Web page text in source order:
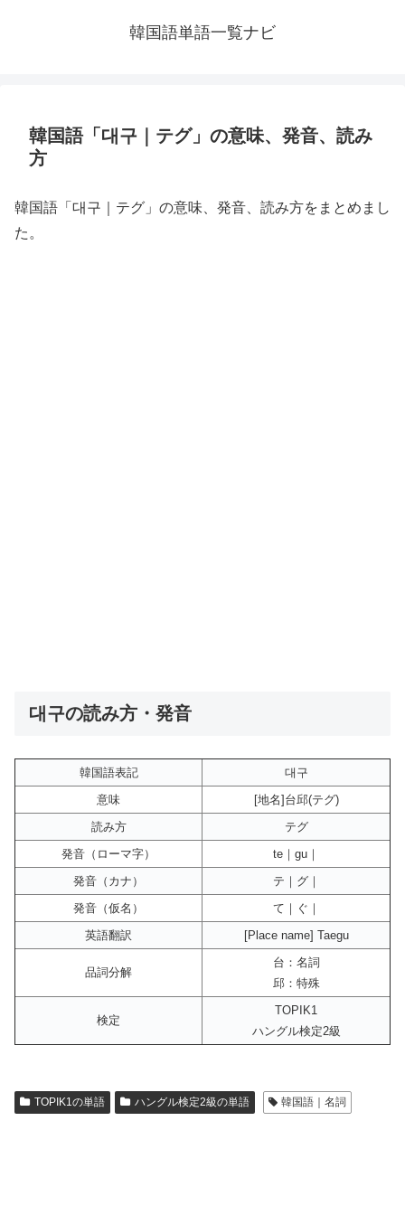
韓国語単語一覧ナビ
韓国語「대구｜テグ」の意味、発音、読み
方
韓国語「대구｜テグ」の意味、発音、読み方をまとめまし
た。
대구の読み方・発音
韓国語表記
대구
意味
[地名]台邱(テグ)
読み方
テグ
発音（ローマ字）
te｜gu｜
発音（カナ）
テ｜グ｜
発音（仮名）
て｜ぐ｜
英語翻訳
[Place name] Taegu
品詞分解
台：名詞
邱：特殊
検定
TOPIK1
ハングル検定2級
TOPIK1の単語 ハングル検定2級の単語 韓国語｜名詞